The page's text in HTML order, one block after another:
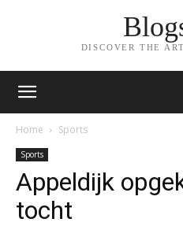
DISCOVER THE
Home Sports
Sports
Appeldijk
tocht